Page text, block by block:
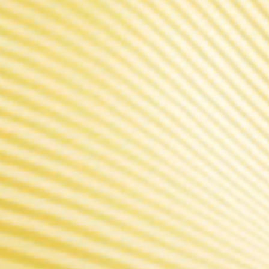
Outre l'innovation dans son cerveau,
poussière, les liquides ou les brûlures.
Notre vision a
une longue